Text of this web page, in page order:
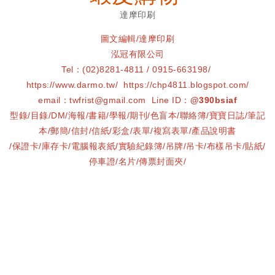
達摩印刷
圖文編輯/達摩印刷
泓冠有限公司
Tel：(02)8281-4811 / 0915-663198/
https://www.darmo.tw/ https://chp4811.blogspot.com/
email：twfrist@gmail.com Line ID： @390bsiaf
型錄/目錄/DM/海報/書籍/學報/期刊/色盲本/聯絡簿/寶寶日誌/筆記
本/郵簡/信封/信紙/彩盒/表單/複寫表單/產品說明書
/保證卡/庫存卡/電腦報表紙/實驗紀錄簿/吊牌/吊卡/布樣吊卡/貼紙/
停車證/名片/傳票封面夾/